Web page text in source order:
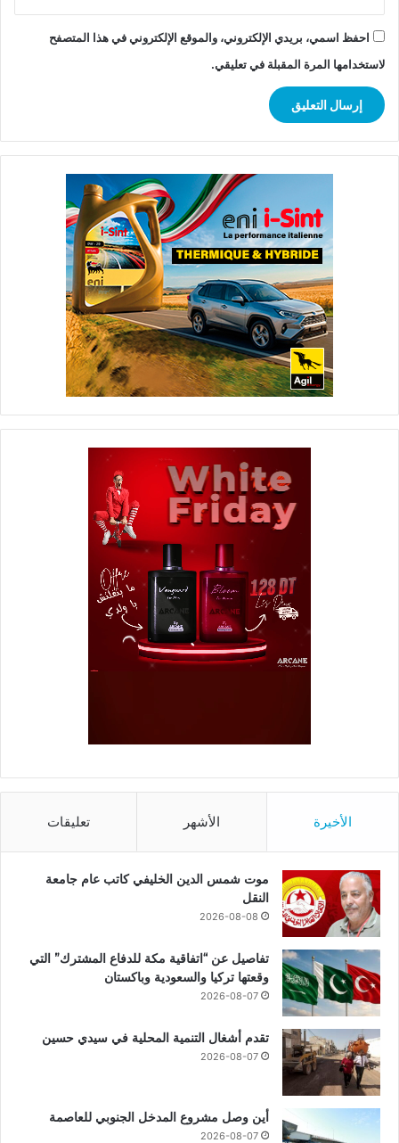
احفظ اسمي، بريدي الإلكتروني، والموقع الإلكتروني في هذا المتصفح
لاستخدامها المرة المقبلة في تعليقي.
الأخيرة الأشهر تعليقات
موت شمس الدين الخليفي كاتب عام جامعة
النقل
2026-08-08
تفاصيل عن “اتفاقية مكة للدفاع المشترك” التي
وقعتها تركيا والسعودية وباكستان
2026-08-07
تقدم أشغال التنمية المحلية في سيدي حسين
2026-08-07
أين وصل مشروع المدخل الجنوبي للعاصمة
2026-08-07